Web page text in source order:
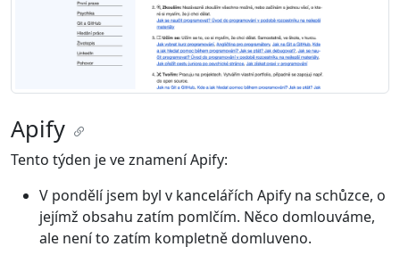
Apify
Tento týden je ve znamení Apify:
V pondělí jsem byl v kancelářích Apify na schůzce, o
jejímž obsahu zatím pomlčím. Něco domlouváme,
ale není to zatím kompletně domluveno.